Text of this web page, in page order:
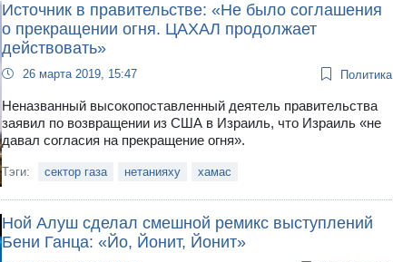
Источник в правительстве: «Не было соглашения
о прекращении огня. ЦАХАЛ продолжает
действовать»
26 марта 2019, 15:47 Политика
Неназванный высокопоставленный деятель правительства
заявил по возвращении из США в Израиль, что Израиль «не
давал согласия на прекращение огня».
Тэги: сектор газа нетанияху хамас
Ной Алуш сделал смешной ремикс выступлений
Бени Ганца: «Йо, Йонит, Йонит»